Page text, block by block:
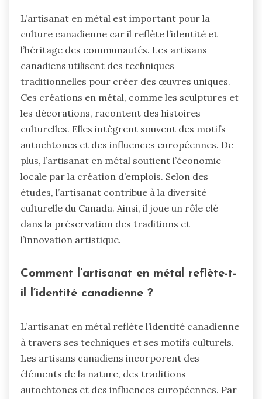
L’artisanat en métal est important pour la
culture canadienne car il reflète l’identité et
l’héritage des communautés. Les artisans
canadiens utilisent des techniques
traditionnelles pour créer des œuvres uniques.
Ces créations en métal, comme les sculptures et
les décorations, racontent des histoires
culturelles. Elles intègrent souvent des motifs
autochtones et des influences européennes. De
plus, l’artisanat en métal soutient l’économie
locale par la création d’emplois. Selon des
études, l’artisanat contribue à la diversité
culturelle du Canada. Ainsi, il joue un rôle clé
dans la préservation des traditions et
l’innovation artistique.
Comment l’artisanat en métal reflète-t-
il l’identité canadienne ?
L’artisanat en métal reflète l’identité canadienne
à travers ses techniques et ses motifs culturels.
Les artisans canadiens incorporent des
éléments de la nature, des traditions
autochtones et des influences européennes. Par